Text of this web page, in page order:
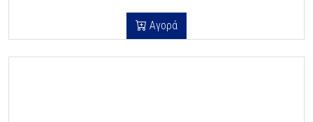
Αγορά